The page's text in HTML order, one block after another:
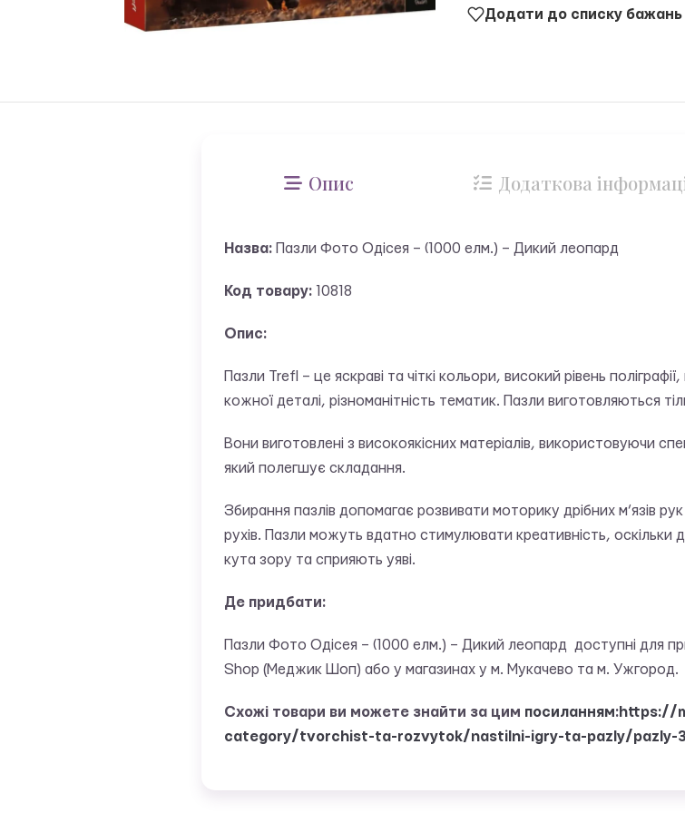
Додати до списку бажань
Опис Додаткова
Назва: Пазли Фото Одісея – (1000 елм.) – Дикий леопард
Код товару: 10818
Опис:
Пазли Trefl – це яскраві та чіткі кольори, високий рівень
кожної деталі, різноманітність тематик. Пазли виготовляються
Вони виготовлені з високоякісних матеріалів, використовуючи
який полегшує складання.
Збирання пазлів допомагає розвивати моторику дрібних м’язів
рухів. Пазли можуть вдатно стимулювати креативність,
кута зору та сприяють уяві.
Де придбати:
Пазли Фото Одісея – (1000 елм.) – Дикий леопард доступні для
Shop (Меджик Шоп) або у магазинах у м. Мукачево та м. Ужгород.
Схожі товари ви можете знайти за цим посиланням:https://
category/tvorchist-ta-rozvytok/nastilni-igry-ta-pazly/pazly-